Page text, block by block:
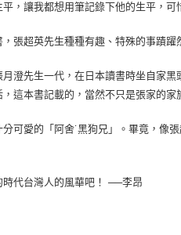
，讓我都想用筆記錄下他的生平，可
張超英先生種種有趣、特殊的事蹟
澄先生一代，在日本讀書時坐自家
這本書記載的，當然不只是張家的
可愛的「阿舍˙黑狗兄」。畢竟，像
代台灣人的風華吧！ ──李昂